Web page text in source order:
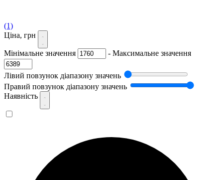
(1)
Ціна, грн
Мінімальне значення - Максимальне значення
Лівий повзунок діапазону значень
Правий повзунок діапазону значень
Наявність